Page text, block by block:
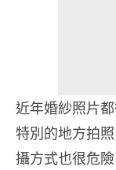
近年婚紗照片
特別的地方拍
攝方式也很危